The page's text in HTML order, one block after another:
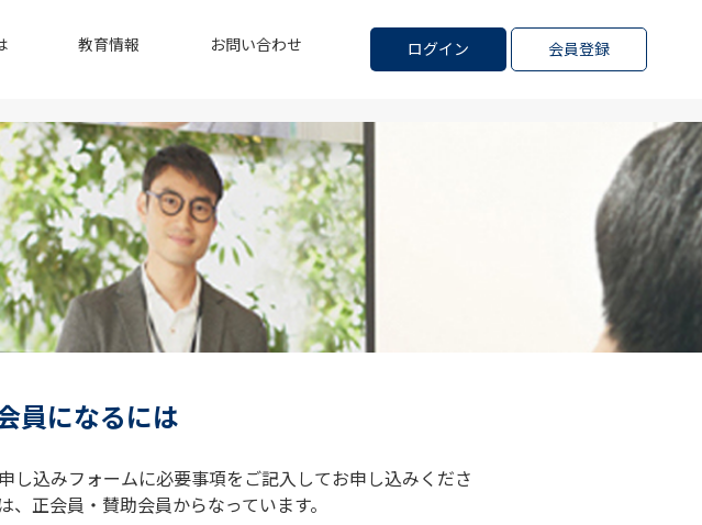
ログイン 会員登録
教育情報 お問い合わせ
員になるには
込みフォームに必要事項をご記入してお申し込みくださ
正会員・賛助会員からなっています。